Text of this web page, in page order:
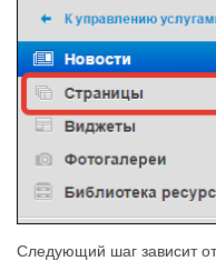
Следующий шаг зависит от